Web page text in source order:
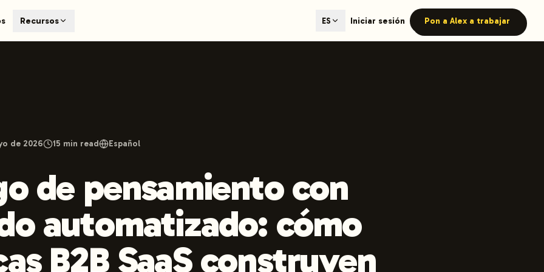
engines like ChatGPT, Claude, and Perplexity. Automated content generation with GEO optimization built-in.
hours.
Recursos ES Iniciar sesión Pon a Alex a trabajar
de 2026 15 min read Español
de pensamiento con
automatizado: cómo
B2B SaaS construyen